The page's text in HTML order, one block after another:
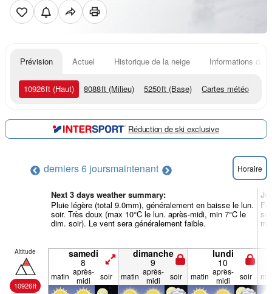
Prévision Actuel Historique de la neige Informations du
10926ft (Haut) 8088ft (Milieu) 5250ft (Base) Cartes météo
Réduction de ski exclusive
derniers 6 joursmaintenant Horaire
Next 3 days weather summary:
Pluie légère (total 9.0mm), généralement en baisse le lun.
soir. Très doux (max 10°C le lun. après-midi, min 7°C le
dim. soir). Le vent sera généralement faible.
Altitude
10926ft
samedi
8
dimanche
9
lundi
10
matin après-
midi
soir matin après-
midi
soir matin après-
midi
soir